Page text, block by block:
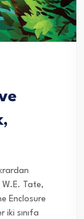
W.E. Tate,
Enclosure
iki sınıfa